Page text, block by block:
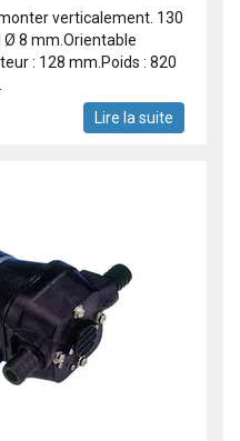
verticalement. 130
Ø 8 mm.Orientable
: 128 mm.Poids : 820
Lire la suite